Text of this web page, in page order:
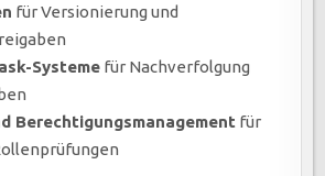
für Versionierung und
Systeme für Nachverfolgung
Berechtigungsmanagement für